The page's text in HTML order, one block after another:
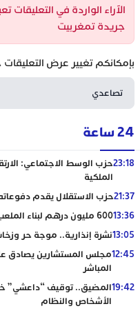
الآراء الواردة في التعليقات
جريدة تمغربيت
بإمكانكم تغيير عرض
24 ساعة
23:18حزب الوسط الاجتماعي:
الملكية
21:37حزب الاستقلال يقدم
13:36600 مليون درهم لبناء الملعب الكبير بمكناس
13:05نشرة إنذارية.. موجة حر
12:45مجلس المستشارين يصادق
المباشر
19:42المضيق.. توقيف “داعشي”
الأشخاص والنظام